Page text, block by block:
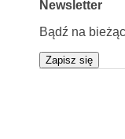
Newsletter
Bądź na
Zapisz się